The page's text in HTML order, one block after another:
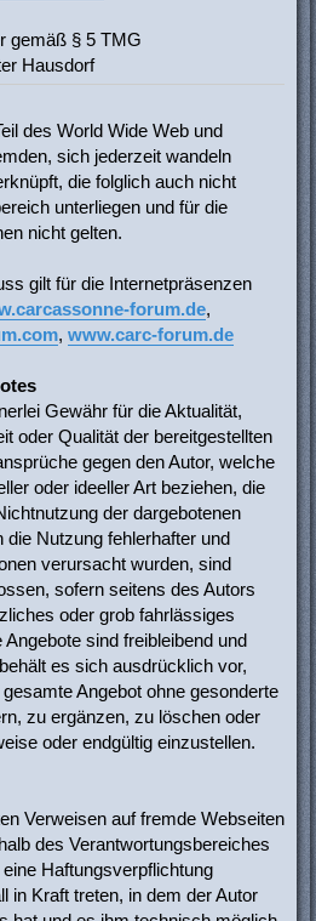
gemäß § 5 TMG
Hausdorf
des World Wide Web und
sich jederzeit wandeln
die folglich auch nicht
unterliegen und für die
nicht gelten.
gilt für die Internetpräsenzen
forum.de,
, www.carc-forum.de
Gewähr für die Aktualität,
oder Qualität der bereitgestellten
gegen den Autor, welche
oder ideeller Art beziehen, die
der dargebotenen
die Nutzung fehlerhafter und
verursacht wurden, sind
sofern seitens des Autors
oder grob fahrlässiges
sind freibleibend und
es sich ausdrücklich vor,
Angebot ohne gesonderte
zu ergänzen, zu löschen oder
oder endgültig einzustellen.
Verweisen auf fremde Webseiten
des Verantwortungsbereiches
Haftungsverpflichtung
in Kraft treten, in dem der Autor